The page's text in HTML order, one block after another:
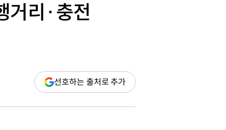
거리·충전
선호하는 출처로 추가(새
창
열림)